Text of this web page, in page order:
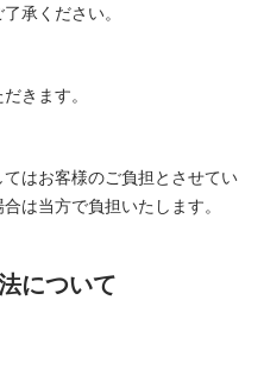
承ください。
きます。
はお客様のご負担とさせてい
は当方で負担いたします。
について